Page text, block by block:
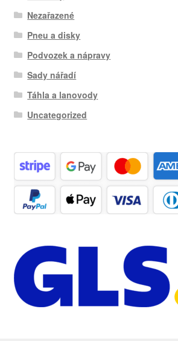
Nezařazené
Pneu a disky
Podvozek a nápravy
Sady nářadí
Táhla a lanovody
Uncategorized